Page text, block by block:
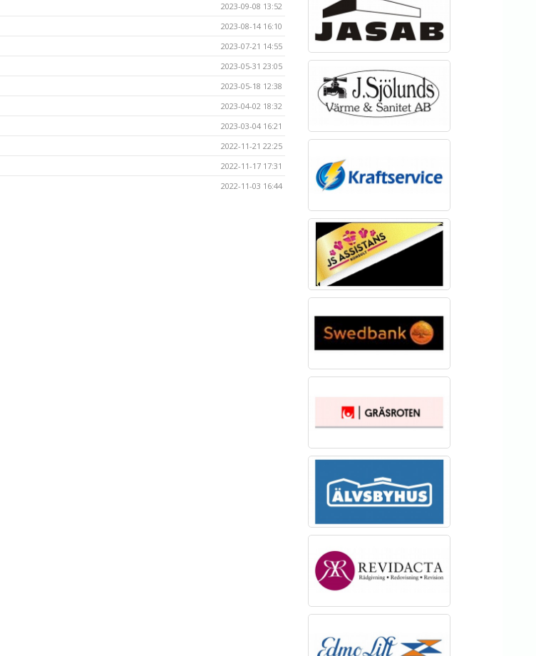
2023-09-08 13:52
2023-08-14 16:10
2023-07-21 14:55
2023-05-31 23:05
2023-05-18 12:38
2023-04-02 18:32
2023-03-04 16:21
2022-11-21 22:25
2022-11-17 17:31
2022-11-03 16:44